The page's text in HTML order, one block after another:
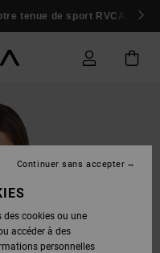
tenue de sport RVCA
cookies ou une
accéder à des
personnelles
Continuer sans accepter